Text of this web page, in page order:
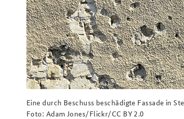
Eine durch Beschuss beschädigte Fassade in
Foto: Adam Jones/Flickr/CC BY 2.0